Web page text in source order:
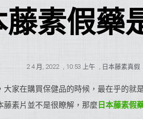
素假藥
2 4 月, 2022 , 10:53 上午 , 日本藤素真假
家在購買保健品的時候，最在乎的就
素片並不是很瞭解，那麼 日本藤素假